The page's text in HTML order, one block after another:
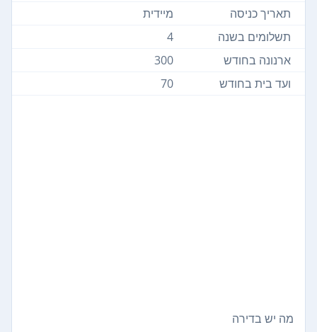
תאריך כניסה
מיידית
תשלומים בשנה
4
ארנונה בחודש
300
ועד בית בחודש
70
מה יש בדירה